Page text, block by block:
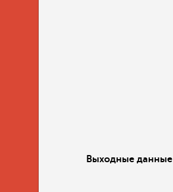
Выходные данные